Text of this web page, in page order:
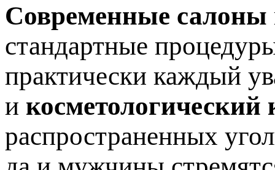
Современные салоны
стандартные
практически каждый
и косметологический
распространенных